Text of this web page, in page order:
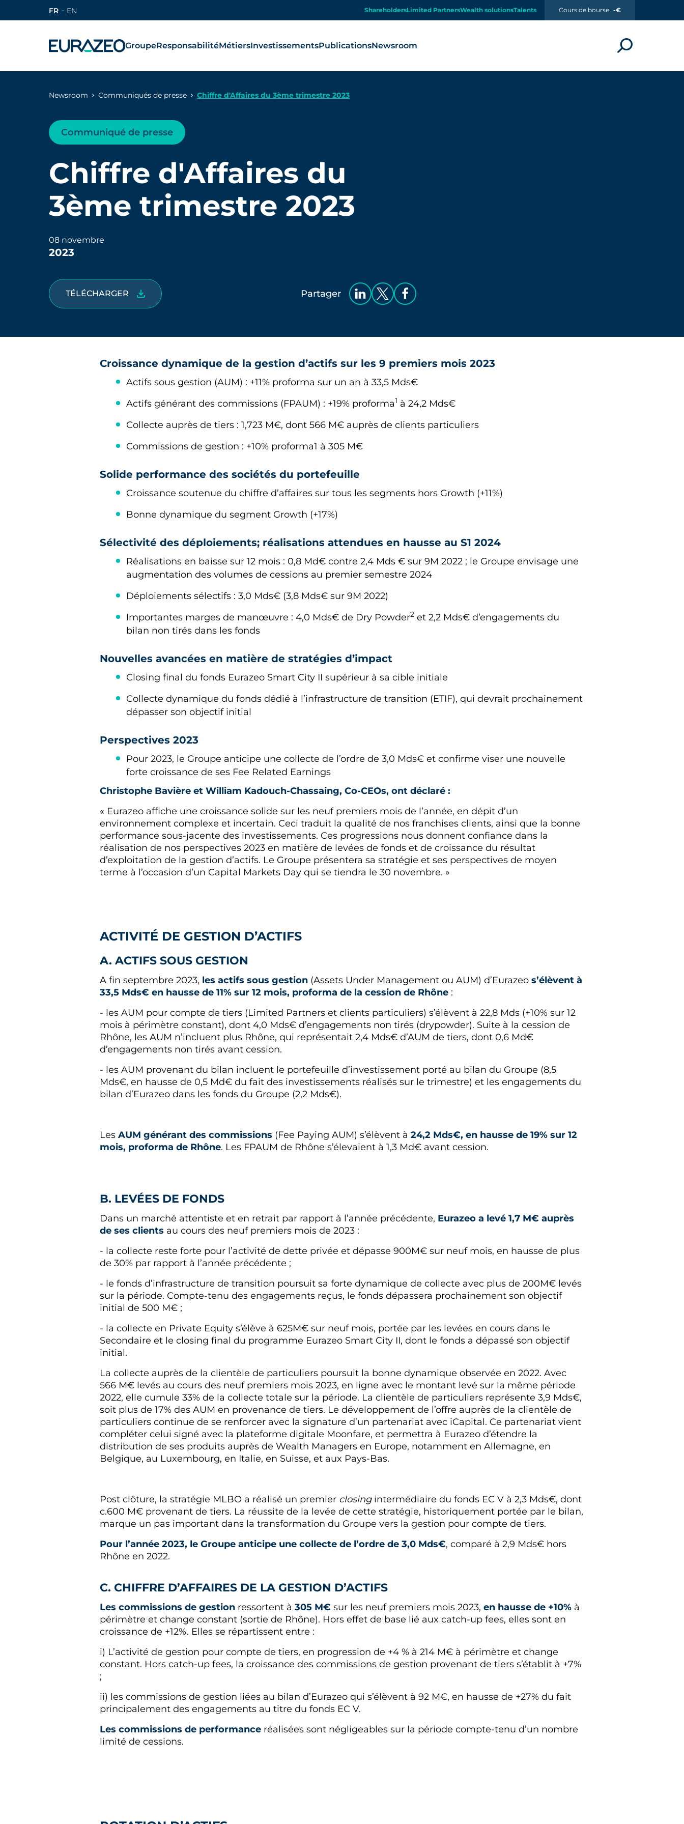
FR EN ShareholdersLimited PartnersWealth solutionsTalents Cours de bourse -€
GroupeResponsabilitéMétiersInvestissementsPublicationsNewsroom
Newsroom Communiqués de presse Chiffre d'Affaires du 3ème trimestre 2023
Communiqué de presse
Chiffre d'Affaires du
3ème trimestre 2023
08 novembre
2023
TÉLÉCHARGER Partager
Croissance dynamique de la gestion d’actifs sur les 9 premiers mois 2023
Actifs sous gestion (AUM) : +11% proforma sur un an à 33,5 Mds€
Actifs générant des commissions (FPAUM) : +19% proforma1 à 24,2 Mds€
Collecte auprès de tiers : 1,723 M€, dont 566 M€ auprès de clients particuliers
Commissions de gestion : +10% proforma1 à 305 M€
Solide performance des sociétés du portefeuille
Croissance soutenue du chiffre d’affaires sur tous les segments hors Growth (+11%)
Bonne dynamique du segment Growth (+17%)
Sélectivité des déploiements; réalisations attendues en hausse au S1 2024
Réalisations en baisse sur 12 mois : 0,8 Md€ contre 2,4 Mds € sur 9M 2022 ; le Groupe envisage une
augmentation des volumes de cessions au premier semestre 2024
Déploiements sélectifs : 3,0 Mds€ (3,8 Mds€ sur 9M 2022)
Importantes marges de manœuvre : 4,0 Mds€ de Dry Powder2 et 2,2 Mds€ d’engagements du
bilan non tirés dans les fonds
Nouvelles avancées en matière de stratégies d’impact
Closing final du fonds Eurazeo Smart City II supérieur à sa cible initiale
Collecte dynamique du fonds dédié à l’infrastructure de transition (ETIF), qui devrait prochainement
dépasser son objectif initial
Perspectives 2023
Pour 2023, le Groupe anticipe une collecte de l’ordre de 3,0 Mds€ et confirme viser une nouvelle
forte croissance de ses Fee Related Earnings
Christophe Bavière et William Kadouch-Chassaing, Co-CEOs, ont déclaré :
« Eurazeo affiche une croissance solide sur les neuf premiers mois de l’année, en dépit d’un
environnement complexe et incertain. Ceci traduit la qualité de nos franchises clients, ainsi que la bonne
performance sous-jacente des investissements. Ces progressions nous donnent confiance dans la
réalisation de nos perspectives 2023 en matière de levées de fonds et de croissance du résultat
d’exploitation de la gestion d’actifs. Le Groupe présentera sa stratégie et ses perspectives de moyen
terme à l’occasion d’un Capital Markets Day qui se tiendra le 30 novembre. »
ACTIVITÉ DE GESTION D’ACTIFS
A. ACTIFS SOUS GESTION
A fin septembre 2023, les actifs sous gestion (Assets Under Management ou AUM) d’Eurazeo s’élèvent à
33,5 Mds€ en hausse de 11% sur 12 mois, proforma de la cession de Rhône :
- les AUM pour compte de tiers (Limited Partners et clients particuliers) s’élèvent à 22,8 Mds (+10% sur 12
mois à périmètre constant), dont 4,0 Mds€ d’engagements non tirés (drypowder). Suite à la cession de
Rhône, les AUM n’incluent plus Rhône, qui représentait 2,4 Mds€ d’AUM de tiers, dont 0,6 Md€
d’engagements non tirés avant cession.
- les AUM provenant du bilan incluent le portefeuille d’investissement porté au bilan du Groupe (8,5
Mds€, en hausse de 0,5 Md€ du fait des investissements réalisés sur le trimestre) et les engagements du
bilan d’Eurazeo dans les fonds du Groupe (2,2 Mds€).
Les AUM générant des commissions (Fee Paying AUM) s’élèvent à 24,2 Mds€, en hausse de 19% sur 12
mois, proforma de Rhône. Les FPAUM de Rhône s’élevaient à 1,3 Md€ avant cession.
B. LEVÉES DE FONDS
Dans un marché attentiste et en retrait par rapport à l’année précédente, Eurazeo a levé 1,7 M€ auprès
de ses clients au cours des neuf premiers mois de 2023 :
- la collecte reste forte pour l’activité de dette privée et dépasse 900M€ sur neuf mois, en hausse de plus
de 30% par rapport à l’année précédente ;
- le fonds d’infrastructure de transition poursuit sa forte dynamique de collecte avec plus de 200M€ levés
sur la période. Compte-tenu des engagements reçus, le fonds dépassera prochainement son objectif
initial de 500 M€ ;
- la collecte en Private Equity s’élève à 625M€ sur neuf mois, portée par les levées en cours dans le
Secondaire et le closing final du programme Eurazeo Smart City II, dont le fonds a dépassé son objectif
initial.
La collecte auprès de la clientèle de particuliers poursuit la bonne dynamique observée en 2022. Avec
566 M€ levés au cours des neuf premiers mois 2023, en ligne avec le montant levé sur la même période
2022, elle cumule 33% de la collecte totale sur la période. La clientèle de particuliers représente 3,9 Mds€,
soit plus de 17% des AUM en provenance de tiers. Le développement de l’offre auprès de la clientèle de
particuliers continue de se renforcer avec la signature d’un partenariat avec iCapital. Ce partenariat vient
compléter celui signé avec la plateforme digitale Moonfare, et permettra à Eurazeo d’étendre la
distribution de ses produits auprès de Wealth Managers en Europe, notamment en Allemagne, en
Belgique, au Luxembourg, en Italie, en Suisse, et aux Pays-Bas.
Post clôture, la stratégie MLBO a réalisé un premier closingintermédiaire du fonds EC V à 2,3 Mds€, dont
c.600 M€ provenant de tiers. La réussite de la levée de cette stratégie, historiquement portée par le bilan,
marque un pas important dans la transformation du Groupe vers la gestion pour compte de tiers.
Pour l’année 2023, le Groupe anticipe une collecte de l’ordre de 3,0 Mds€, comparé à 2,9 Mds€ hors
Rhône en 2022.
C. CHIFFRE D’AFFAIRES DE LA GESTION D’ACTIFS
Les commissions de gestion ressortent à 305 M€ sur les neuf premiers mois 2023, en hausse de +10% à
périmètre et change constant (sortie de Rhône). Hors effet de base lié aux catch-up fees, elles sont en
croissance de +12%. Elles se répartissent entre :
i) L’activité de gestion pour compte de tiers, en progression de +4 % à 214 M€ à périmètre et change
constant. Hors catch-up fees, la croissance des commissions de gestion provenant de tiers s’établit à +7%
;
ii) les commissions de gestion liées au bilan d’Eurazeo qui s’élèvent à 92 M€, en hausse de +27% du fait
principalement des engagements au titre du fonds EC V.
Les commissions de performance réalisées sont négligeables sur la période compte-tenu d’un nombre
limité de cessions.